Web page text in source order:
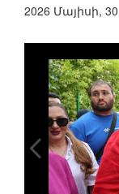
2026 Մայիսի, 30